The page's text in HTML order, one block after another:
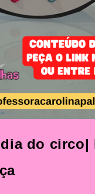
do circo|